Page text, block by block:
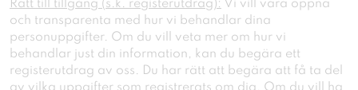
Rätt till tillgång (s.k. registerutdrag): Vi vill vara öppna
och transparenta med hur vi behandlar dina
personuppgifter. Om du vill veta mer om hur vi
behandlar just din information, kan du begära ett
registerutdrag av oss. Du har rätt att begära att få ta del